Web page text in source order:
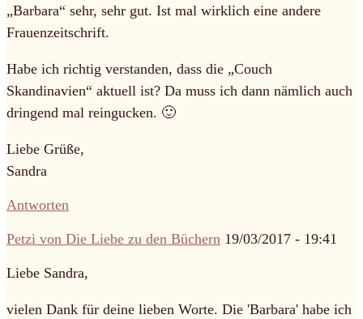
„Barbara“ sehr, sehr gut. Ist mal wirklich eine andere
Frauenzeitschrift.
Habe ich richtig verstanden, dass die „Couch
Skandinavien“ aktuell ist? Da muss ich dann nämlich auch
dringend mal reingucken. 🙂
Liebe Grüße,
Sandra
Antworten
Petzi von Die Liebe zu den Büchern 19/03/2017 - 19:41
Liebe Sandra,
vielen Dank für deine lieben Worte. Die 'Barbara' habe ich